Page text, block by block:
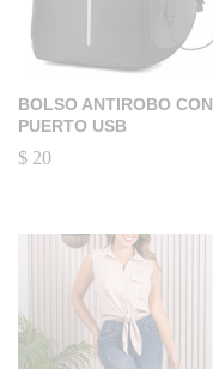
BOLSO ANTIROBO CON
PUERTO USB
$ 20